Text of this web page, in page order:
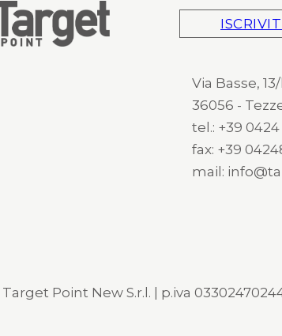
Via Basse,
36056 -
tel.: +39 0424
fax: +39
mail:
Point New S.r.l. | p.iva